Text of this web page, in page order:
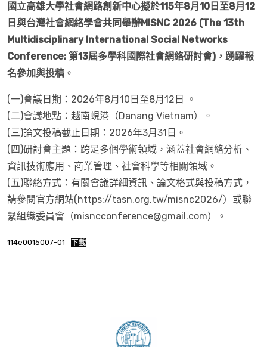
國立高雄大學社會網路創新中心擬於115年8月10日至8月12
日與台灣社會網絡學會共同舉辦MISNC 2026 (The 13th
Multidisciplinary International Social Networks
Conference; 第13屆多學科國際社會網絡研討會)，踴躍報
名參加與投稿 。
(一)會議日期：2026年8月10日至8月12日 。
(二)會議地點：越南蜆港（Danang Vietnam）。
(三)論文投稿截止日期：2026年3月31日。
(四)研討會主題：跨足多個學術領域，涵蓋社會網絡分析、
資訊技術應用、商業管理、社會科學等相關領域。
(五)聯絡方式：有關會議詳細資訊、論文格式與投稿方式，
請參閱官方網站(https://tasn.org.tw/misnc2026/）或聯
繫組織委員會（misncconference@gmail.com）。
114e0015007-01 下載